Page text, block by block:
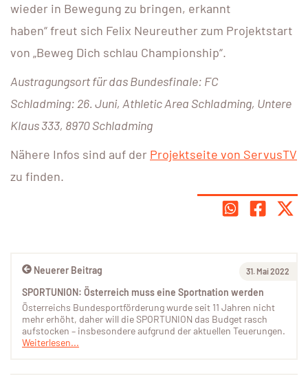
wieder in Bewegung zu bringen, erkannt
haben“ freut sich Felix Neureuther zum Projektstart
von „Beweg Dich schlau Championship“.
Austragungsort für das Bundesfinale: FC
Schladming: 26. Juni, Athletic Area Schladming, Untere
Klaus 333, 8970 Schladming
Nähere Infos sind auf der Projektseite von ServusTV
zu finden.
Neuerer Beitrag 31. Mai 2022
SPORTUNION: Österreich muss eine Sportnation werden
Österreichs Bundesportförderung wurde seit 11 Jahren nicht
mehr erhöht, daher will die SPORTUNION das Budget rasch
aufstocken – insbesondere aufgrund der aktuellen Teuerungen.
Weiterlesen...